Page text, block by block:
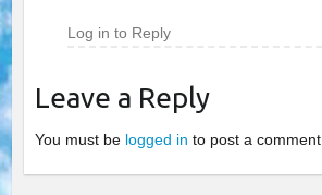
Log in to Reply
Leave a Reply
You must be logged in to post a comment.